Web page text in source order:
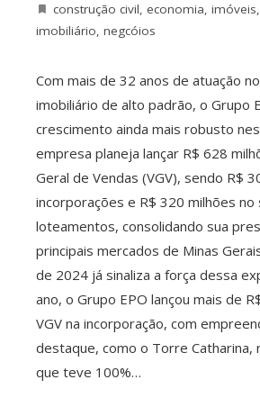
construção civil, economia, imóveis,
imobiliário, negcóios
Com mais de 32 anos de atuação
imobiliário de alto padrão, o Grupo
crescimento ainda mais robusto
empresa planeja lançar R$ 628
Geral de Vendas (VGV), sendo R$
incorporações e R$ 320 milhões
loteamentos, consolidando sua
principais mercados de Minas
de 2024 já sinaliza a força dessa
ano, o Grupo EPO lançou mais de
VGV na incorporação, com
destaque, como o Torre Catharina,
que teve 100%…